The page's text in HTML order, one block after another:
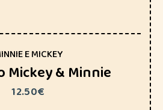
E MICKEY
Mickey & Minnie
12.50€